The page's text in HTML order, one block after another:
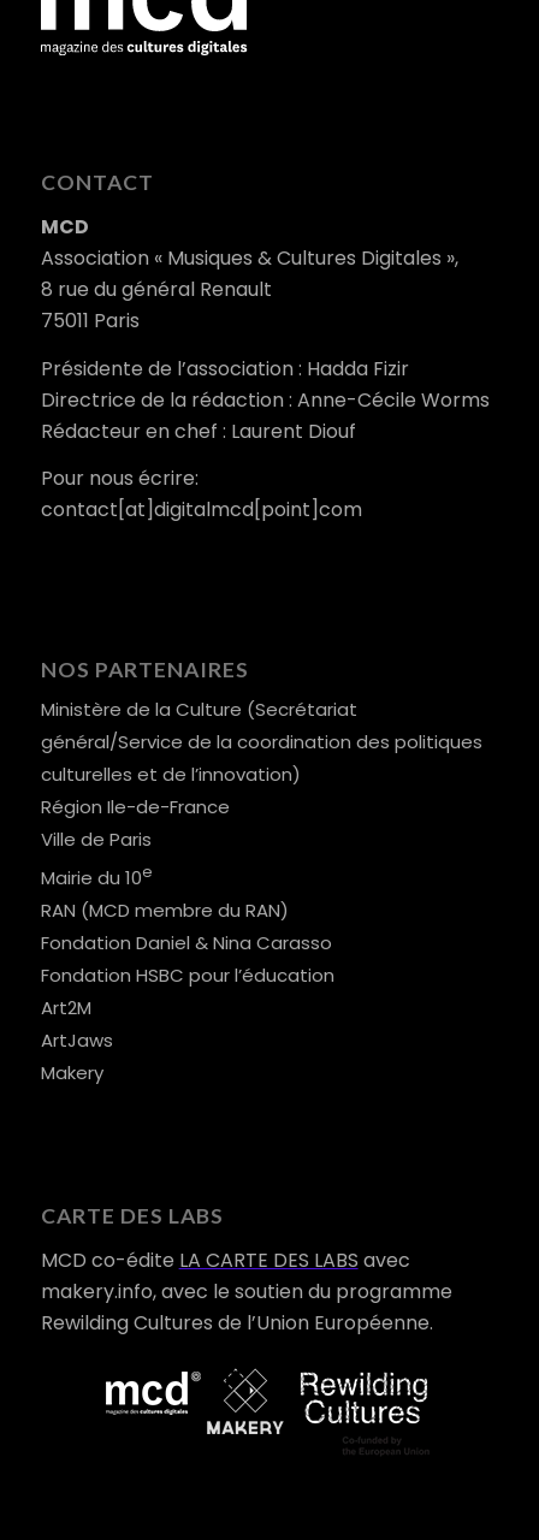
CONTACT
MCD
Association « Musiques & Cultures Digitales »,
8 rue du général Renault
75011 Paris
Présidente de l’association : Hadda Fizir
Directrice de la rédaction : Anne-Cécile Worms
Rédacteur en chef : Laurent Diouf
Pour nous écrire:
contact[at]digitalmcd[point]com
NOS PARTENAIRES
Ministère de la Culture (Secrétariat
général/Service de la coordination des politiques
culturelles et de l’innovation)
Région Ile-de-France
Ville de Paris
Mairie du 10e
RAN (MCD membre du RAN)
Fondation Daniel & Nina Carasso
Fondation HSBC pour l’éducation
Art2M
ArtJaws
Makery
CARTE DES LABS
MCD co-édite LA CARTE DES LABS avec
makery.info, avec le soutien du programme
Rewilding Cultures de l’Union Européenne.